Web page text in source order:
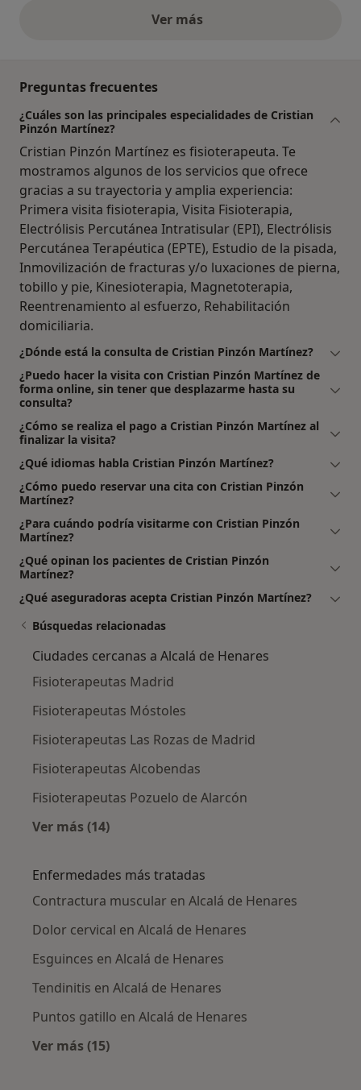
Ver másopiniones anteriores
Preguntas frecuentes
¿Cuáles son las principales especialidades de Cristian
Pinzón Martínez?
Cristian Pinzón Martínez es fisioterapeuta. Te
mostramos algunos de los servicios que ofrece
gracias a su trayectoria y amplia experiencia:
Primera visita fisioterapia, Visita Fisioterapia,
Electrólisis Percutánea Intratisular (EPI), Electrólisis
Percutánea Terapéutica (EPTE), Estudio de la pisada,
Inmovilización de fracturas y/o luxaciones de pierna,
tobillo y pie, Kinesioterapia, Magnetoterapia,
Reentrenamiento al esfuerzo, Rehabilitación
domiciliaria.
¿Dónde está la consulta de Cristian Pinzón Martínez?
¿Puedo hacer la visita con Cristian Pinzón Martínez de
forma online, sin tener que desplazarme hasta su
consulta?
¿Cómo se realiza el pago a Cristian Pinzón Martínez al
finalizar la visita?
¿Qué idiomas habla Cristian Pinzón Martínez?
¿Cómo puedo reservar una cita con Cristian Pinzón
Martínez?
¿Para cuándo podría visitarme con Cristian Pinzón
Martínez?
¿Qué opinan los pacientes de Cristian Pinzón
Martínez?
¿Qué aseguradoras acepta Cristian Pinzón Martínez?
Búsquedas relacionadas
Ciudades cercanas a Alcalá de Henares
Fisioterapeutas Madrid
Fisioterapeutas Móstoles
Fisioterapeutas Las Rozas de Madrid
Fisioterapeutas Alcobendas
Fisioterapeutas Pozuelo de Alarcón
Ver más (14)
Enfermedades más tratadas
Contractura muscular en Alcalá de Henares
Dolor cervical en Alcalá de Henares
Esguinces en Alcalá de Henares
Tendinitis en Alcalá de Henares
Puntos gatillo en Alcalá de Henares
Ver más (15)